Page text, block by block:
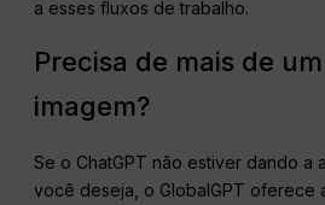
a esses fluxos de trabalho.
Precisa de mais de
imagem?
Se o ChatGPT não estiver dando a
você deseja, o GlobalGPT oferece